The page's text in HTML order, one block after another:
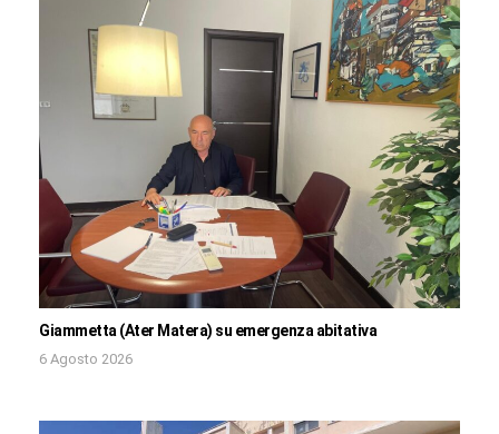
Giammetta (Ater Matera) su emergenza abitativa
6 Agosto 2026